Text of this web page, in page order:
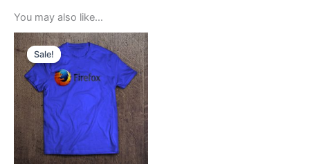
You may also like…
Sale!
Sale!